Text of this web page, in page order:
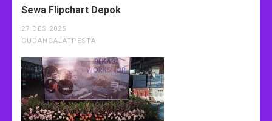
Sewa Flipchart Depok
27 DES 2025
GUDANGALATPESTA